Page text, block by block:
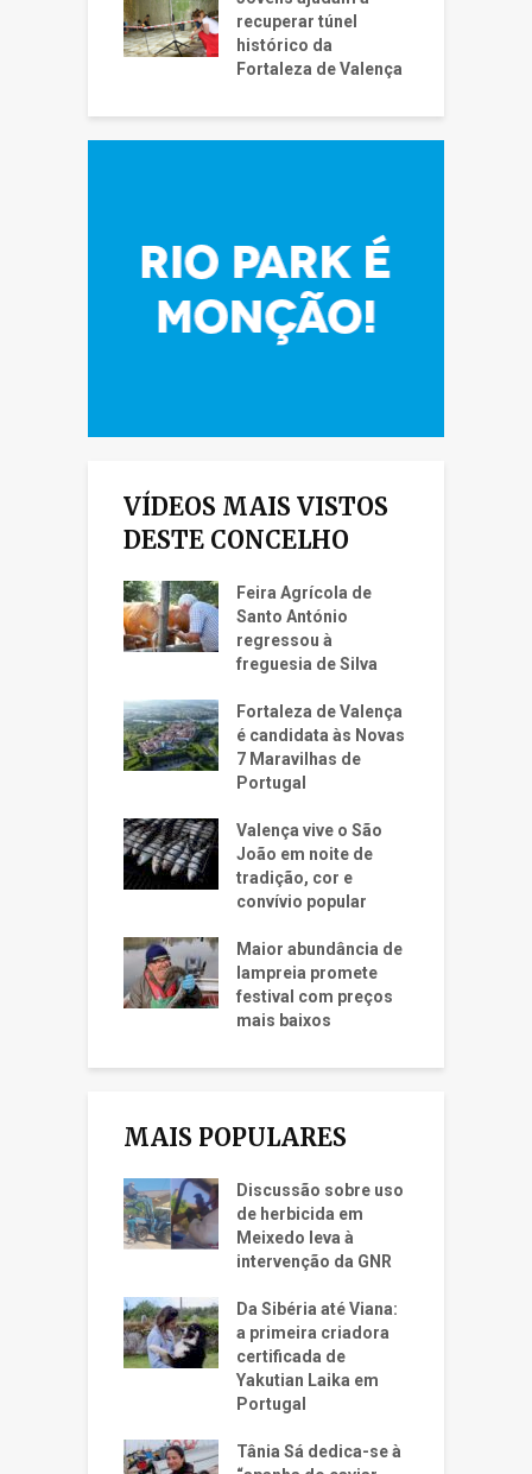
recuperar túnel
histórico da
Fortaleza de Valença
VÍDEOS MAIS VISTOS
DESTE CONCELHO
Feira Agrícola de
Santo António
regressou à
freguesia de Silva
Fortaleza de Valença
é candidata às Novas
7 Maravilhas de
Portugal
Valença vive o São
João em noite de
tradição, cor e
convívio popular
Maior abundância de
lampreia promete
festival com preços
mais baixos
MAIS POPULARES
Discussão sobre uso
de herbicida em
Meixedo leva à
intervenção da GNR
Da Sibéria até Viana:
a primeira criadora
certificada de
Yakutian Laika em
Portugal
Tânia Sá dedica-se à